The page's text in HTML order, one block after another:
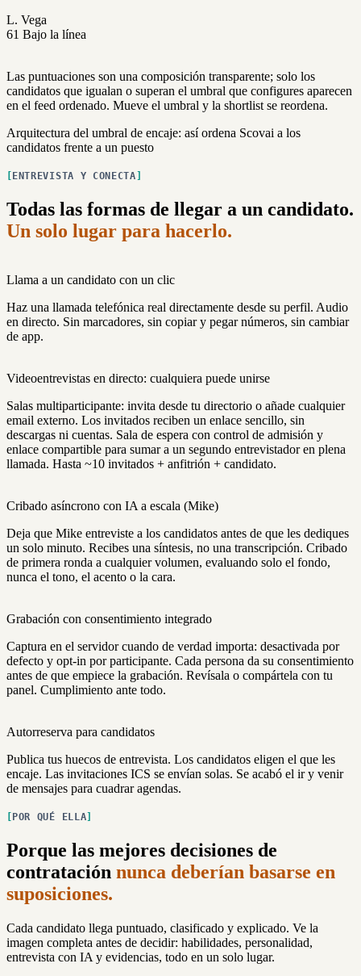
L. Vega
61 Bajo la línea
Las puntuaciones son una composición transparente; solo los
candidatos que igualan o superan el umbral que configures aparecen
en el feed ordenado. Mueve el umbral y la shortlist se reordena.
Arquitectura del umbral de encaje: así ordena Scovai a los
candidatos frente a un puesto
ENTREVISTA Y CONECTA
Todas las formas de llegar a un candidato.
Un solo lugar para hacerlo.
Llama a un candidato con un clic
Haz una llamada telefónica real directamente desde su perfil. Audio
en directo. Sin marcadores, sin copiar y pegar números, sin cambiar
de app.
Videoentrevistas en directo: cualquiera puede unirse
Salas multiparticipante: invita desde tu directorio o añade cualquier
email externo. Los invitados reciben un enlace sencillo, sin
descargas ni cuentas. Sala de espera con control de admisión y
enlace compartible para sumar a un segundo entrevistador en plena
llamada. Hasta ~10 invitados + anfitrión + candidato.
Cribado asíncrono con IA a escala (Mike)
Deja que Mike entreviste a los candidatos antes de que les dediques
un solo minuto. Recibes una síntesis, no una transcripción. Cribado
de primera ronda a cualquier volumen, evaluando solo el fondo,
nunca el tono, el acento o la cara.
Grabación con consentimiento integrado
Captura en el servidor cuando de verdad importa: desactivada por
defecto y opt-in por participante. Cada persona da su consentimiento
antes de que empiece la grabación. Revísala o compártela con tu
panel. Cumplimiento ante todo.
Autorreserva para candidatos
Publica tus huecos de entrevista. Los candidatos eligen el que les
encaje. Las invitaciones ICS se envían solas. Se acabó el ir y venir
de mensajes para cuadrar agendas.
POR QUÉ ELLA
Porque las mejores decisiones de
contratación nunca deberían basarse en
suposiciones.
Cada candidato llega puntuado, clasificado y explicado. Ve la
imagen completa antes de decidir: habilidades, personalidad,
entrevista con IA y evidencias, todo en un solo lugar.